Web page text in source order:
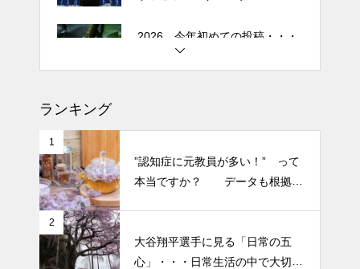
テーマです。
土用の丑の日・・・余計なこと
半年ぶりの投稿です・・・さぼ
り癖がついてしまって・・・恥
2026 今年初めての投稿・・・
「食生活習慣の改善」が今年の
ランキング
1
”認知症に元教員が多い！” って
本当ですか？ データも根拠も
2
大谷翔平選手に見る「日常の五
心」・・・日常生活の中で大切